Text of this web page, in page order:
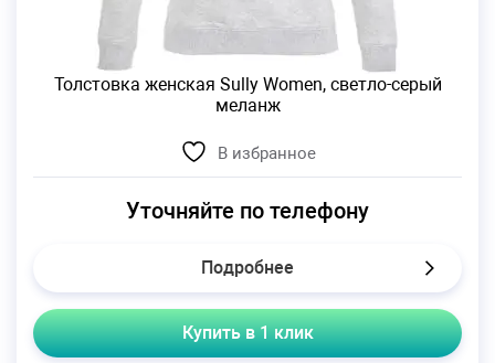
Толстовка женская Sully Women, светло-серый
меланж
В избранное
Уточняйте по телефону
Подробнее
Купить в 1 клик